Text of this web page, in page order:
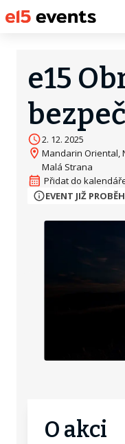
e15
2. 12. 2025
Mandarin Oriental,
Malá Strana
EVENT JIŽ
O akci